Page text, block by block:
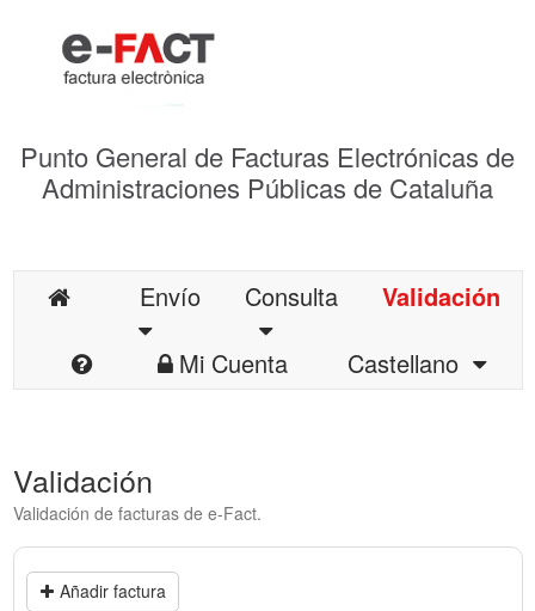
Punto General de Facturas Electrónicas de
Administraciones Públicas de Cataluña
Envío Consulta
Validación
Mi Cuenta
Castellano
Validación
Validación de facturas de e-Fact.
Añadir factura